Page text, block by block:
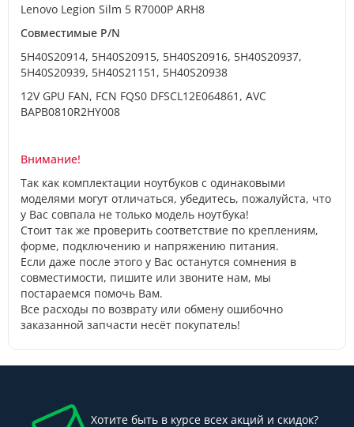
Lenovo Legion Silm 5 R7000P ARH8
Совместимые P/N
5H40S20914, 5H40S20915, 5H40S20916, 5H40S20937,
5H40S20939, 5H40S21151, 5H40S20938
12V GPU FAN, FCN FQS0 DFSCL12E064861, AVC
BAPB0810R2HY008
Внимание!
Так как комплектации ноутбуков с одинаковыми
моделями могут отличаться, убедитесь, пожалуйста, что
у Вас совпала не только модель ноутбука!
Стоит так же проверить соответствие по креплениям,
форме, подключению и напряжению питания.
Если даже после этого у Вас останутся сомнения в
совместимости, пишите или звоните нам, мы
постараемся помочь Вам.
Все расходы по возврату или обмену ошибочно
заказанной запчасти несёт покупатель!
Хотите быть в курсе всех акций и скидок?